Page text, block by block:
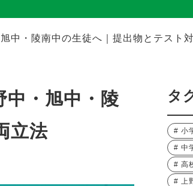
中・陵南中の生徒へ｜提出物とテスト
中・旭中・陵
立法
タ
小
中
高
上